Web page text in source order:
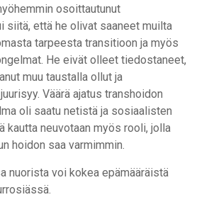
osoittautunut
siitä, että he olivat saaneet muilta
tarpeesta transitioon ja myös
He eivät olleet tiedostaneet,
muu taustalla ollut ja
Väärä ajatus transhoidon
oli saatu netistä ja sosiaalisten
kautta neuvotaan myös rooli, jolla
hoidon saa varmimmin.
nuorista voi kokea epämääräistä